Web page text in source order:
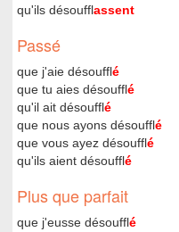
qu'ils désoufflassent
Passé
que j'aie désoufflé
que tu aies désoufflé
qu'il ait désoufflé
que nous ayons désoufflé
que vous ayez désoufflé
qu'ils aient désoufflé
Plus que parfait
que j'eusse désoufflé